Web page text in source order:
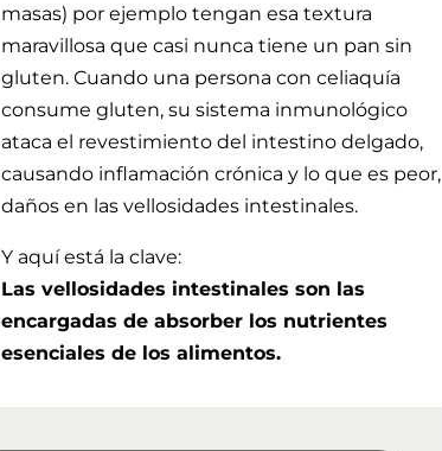
masas) por ejemplo tengan esa textura
maravillosa que casi nunca tiene un pan sin
gluten. Cuando una persona con celiaquía
consume gluten, su sistema inmunológico
ataca el revestimiento del intestino delgado,
causando inflamación crónica y lo que es peor,
daños en las vellosidades intestinales.
Y aquí está la clave:
Las vellosidades intestinales son las
encargadas de absorber los nutrientes
esenciales de los alimentos.